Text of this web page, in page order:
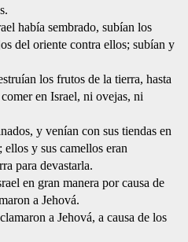
había sembrado, subían los
del oriente contra ellos; subían y
los frutos de la tierra, hasta
en Israel, ni ovejas, ni
y venían con sus tiendas en
y sus camellos eran
para devastarla.
en gran manera por causa de
a Jehová.
a Jehová, a causa de los